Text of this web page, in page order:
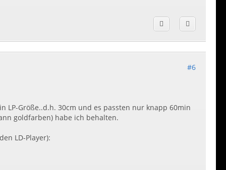
#6
LP-Größe..d.h. 30cm und es passten nur knapp 60min
goldfarben) habe ich behalten.
LD-Player):